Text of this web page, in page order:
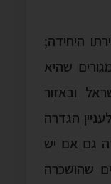
היחידה;
שהיא
ובאזור
הגדרה
גם אם יש
שהושכרה